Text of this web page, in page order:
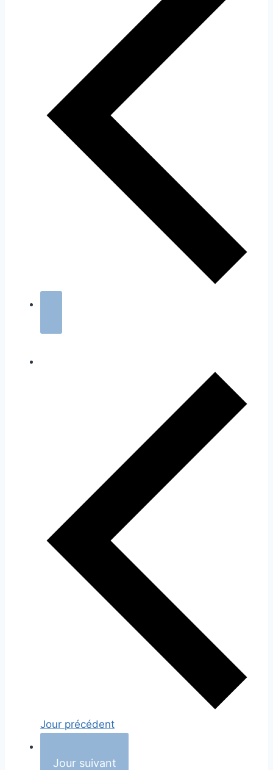
Jour précédent
Jour suivant